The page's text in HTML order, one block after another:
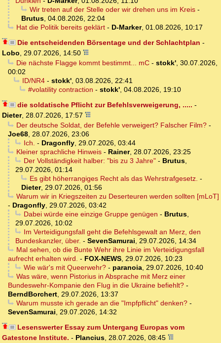
Wir treten auf der Stelle oder wir drehen uns im Kreis-
Brutus, 04.08.2026, 22:04
Hat die Politik bereits geklärt- D-Marker, 01.08.2026, 10:17
Die entscheidenden Börsentage und der Schlachtplan -
Lobo, 29.07.2026, 14:50
Die nächste Flagge kommt bestimmt... mC- stokk', 30.07.2026,
00:02
ID/NR4- stokk', 03.08.2026, 22:41
#volatility contraction - stokk', 04.08.2026, 19:10
die soldatische Pflicht zur Befehlsverweigerung, ..... -
Dieter, 28.07.2026, 17:57
Der deutsche Soldat, der Befehle verweigert? Falscher Film?-
Joe68, 28.07.2026, 23:06
Ich. - Dragonfly, 29.07.2026, 03:44
Kleiner sprachliche Hinweis- Rainer, 28.07.2026, 23:25
Der Vollständigkeit halber: "bis zu 3 Jahre"- Brutus,
29.07.2026, 01:14
Es gibt höherrangiges Recht als das Wehrstrafgesetz. -
Dieter, 29.07.2026, 01:56
Warum wir in Kriegszeiten zu Deserteuren werden sollten [mLoT]
- Dragonfly, 29.07.2026, 03:42
Dabei würde eine einzige Gruppe genügen - Brutus,
29.07.2026, 10:02
Im Verteidigungsfall geht die Befehlsgewalt an Merz, den
Bundeskanzler, über. - SevenSamurai, 29.07.2026, 14:34
Mal sehen, ob die Bunte Wehr ihre Linie im Verteidigungsfall
aufrecht erhalten wird. - FOX-NEWS, 29.07.2026, 10:23
Wie wär's mit Queerwehr?- paranoia, 29.07.2026, 10:40
Was wäre, wenn Pistorius in Absprache mit Merz einer
Bundeswehr-Kompanie den Flug in die Ukraine befiehlt? -
BerndBorchert, 29.07.2026, 13:37
Warum musste ich gerade an die "Impfpflicht" denken?-
SevenSamurai, 29.07.2026, 14:32
Lesenswerter Essay zum Untergang Europas vom
Gatestone Institute. - Plancius, 28.07.2026, 08:45